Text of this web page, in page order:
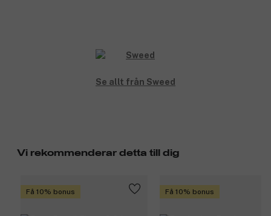
Se allt från Sweed
Vi rekommenderar detta till dig
Få 10% bonus Få 10% bonus